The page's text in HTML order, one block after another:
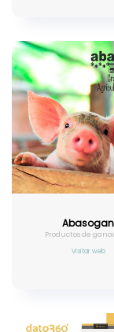
Abasogan
Productos de
Visitar web